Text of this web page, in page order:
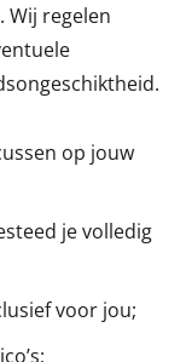
Wij regelen
op jouw
je volledig
voor jou;